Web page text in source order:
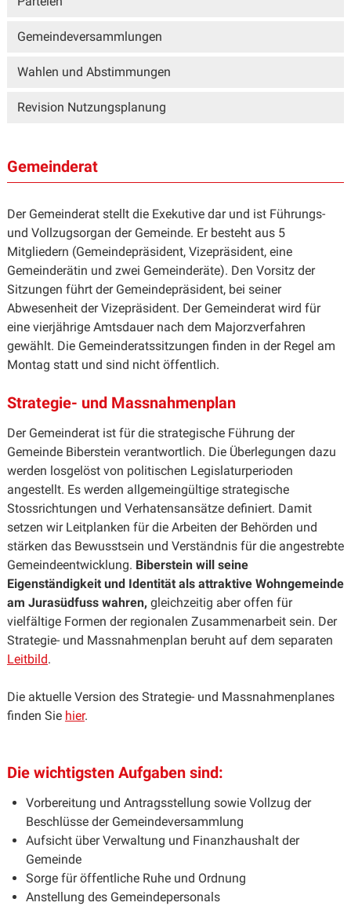
Gemeindeversammlungen
Wahlen und Abstimmungen
Revision Nutzungsplanung
Gemeinderat
Der Gemeinderat stellt die Exekutive dar und ist Führungs-
und Vollzugsorgan der Gemeinde. Er besteht aus 5
Mitgliedern (Gemeindepräsident, Vizepräsident, eine
Gemeinderätin und zwei Gemeinderäte). Den Vorsitz der
Sitzungen führt der Gemeindepräsident, bei seiner
Abwesenheit der Vizepräsident. Der Gemeinderat wird für
eine vierjährige Amtsdauer nach dem Majorzverfahren
gewählt. Die Gemeinderatssitzungen finden in der Regel am
Montag statt und sind nicht öffentlich.
Strategie- und Massnahmenplan
Der Gemeinderat ist für die strategische Führung der
Gemeinde Biberstein verantwortlich. Die Überlegungen dazu
werden losgelöst von politischen Legislaturperioden
angestellt. Es werden allgemeingültige strategische
Stossrichtungen und Verhatensansätze definiert. Damit
setzen wir Leitplanken für die Arbeiten der Behörden und
stärken das Bewusstsein und Verständnis für die angestrebte
Gemeindeentwicklung. Biberstein will seine
Eigenständigkeit und Identität als attraktive Wohngemeinde
am Jurasüdfuss wahren, gleichzeitig aber offen für
vielfältige Formen der regionalen Zusammenarbeit sein. Der
Strategie- und Massnahmenplan beruht auf dem separaten
Leitbild.
Die aktuelle Version des Strategie- und Massnahmenplanes
finden Sie hier.
Die wichtigsten Aufgaben sind:
Vorbereitung und Antragsstellung sowie Vollzug der
Beschlüsse der Gemeindeversammlung
Aufsicht über Verwaltung und Finanzhaushalt der
Gemeinde
Sorge für öffentliche Ruhe und Ordnung
Anstellung des Gemeindepersonals